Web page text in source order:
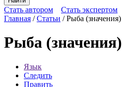
Стать автором
Стать экспертом
Главная /Статьи /Рыба (значения)
Рыба (значения)
Язык
Следить
Править